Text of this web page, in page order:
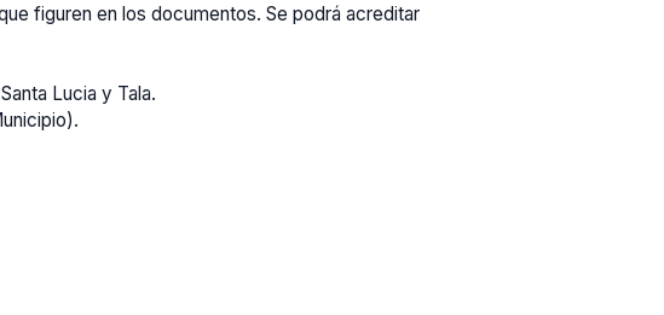
figuren en los documentos. Se podrá acreditar
Lucia y Tala.